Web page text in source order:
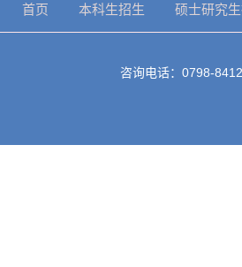
首页 本科生招生 硕士研究
咨询电话：0798-